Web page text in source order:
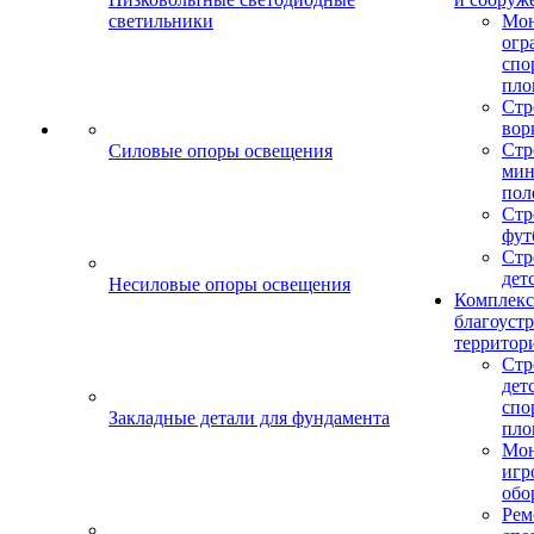
светильники
Силовые опоры освещения
Несиловые опоры освещения
Закладные детали для фундамента